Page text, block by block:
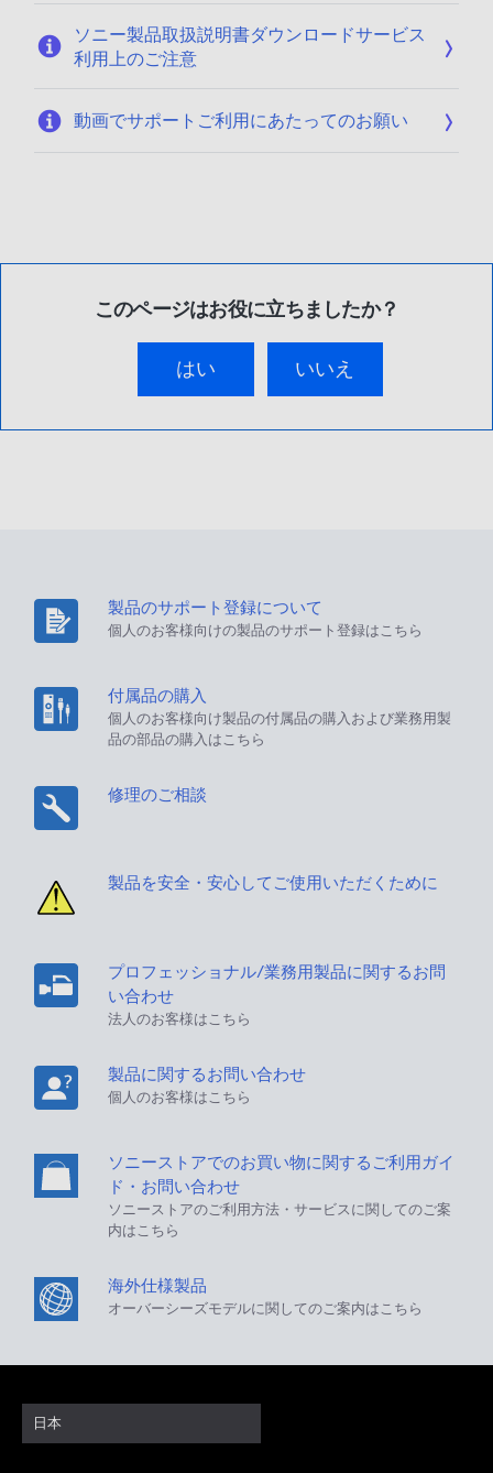
ソニー製品取扱説明書ダウンロードサービス
利用上のご注意
動画でサポートご利用にあたってのお願い
このページはお役に立ちましたか？
はい いいえ
製品のサポート登録について
個人のお客様向けの製品のサポート登録はこちら
付属品の購入
個人のお客様向け製品の付属品の購入および業務用製
品の部品の購入はこちら
修理のご相談
製品を安全・安心してご使用いただくために
プロフェッショナル/業務用製品に関するお問
い合わせ
法人のお客様はこちら
製品に関するお問い合わせ
個人のお客様はこちら
ソニーストアでのお買い物に関するご利用ガイ
ド・お問い合わせ
ソニーストアのご利用方法・サービスに関してのご案
内はこちら
海外仕様製品
オーバーシーズモデルに関してのご案内はこちら
日本